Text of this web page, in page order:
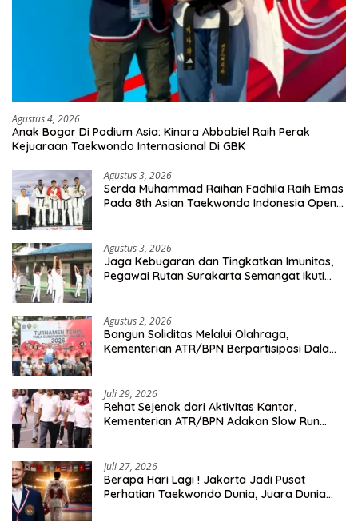
Agustus 4, 2026
Anak Bogor Di Podium Asia: Kinara Abbabiel Raih Perak
Kejuaraan Taekwondo Internasional Di GBK
Agustus 3, 2026
Serda Muhammad Raihan Fadhila Raih Emas
Pada 8th Asian Taekwondo Indonesia Open
Agustus 3, 2026
Jaga Kebugaran dan Tingkatkan Imunitas,
Pegawai Rutan Surakarta Semangat Ikuti
Agustus 2, 2026
Bangun Soliditas Melalui Olahraga,
Kementerian ATR/BPN Berpartisipasi Dalam
Juli 29, 2026
Rehat Sejenak dari Aktivitas Kantor,
Kementerian ATR/BPN Adakan Slow Run
Juli 27, 2026
Berapa Hari Lagi ! Jakarta Jadi Pusat
Perhatian Taekwondo Dunia, Juara Dunia